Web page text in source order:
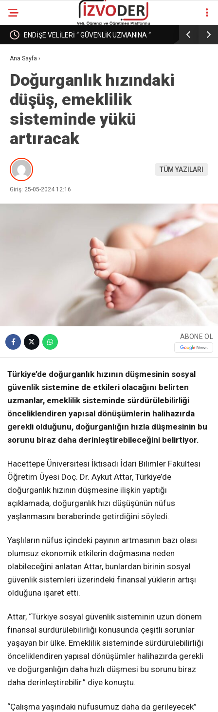
ENDİŞE VELİLERİ “ GÜVENLİK UZMANINA “
DÖNÜŞÜRKEN
EĞİTİM
Ana Sayfa ›
Doğurganlık hızındaki
düşüş, emeklilik
sisteminde yükü
artıracak
TÜM YAZILARI
Giriş: 25-05-2024 12:16
ABONE OL
Türkiye’de doğurganlık hızının düşmesinin sosyal
güvenlik sistemine de etkileri olacağını belirten
uzmanlar, emeklilik sisteminde sürdürülebilirliği
önceliklendiren yapısal dönüşümlerin halihazırda
gerekli olduğunu, doğurganlığın hızla düşmesinin bu
sorunu biraz daha derinleştirebileceğini belirtiyor.
Hacettepe Üniversitesi İktisadi İdari Bilimler Fakültesi
Öğretim Üyesi Doç. Dr. Aykut Attar, Türkiye’de
doğurganlık hızının düşmesine ilişkin yaptığı
açıklamada, doğurganlık hızı düşüşünün nüfus
yaşlanmasını beraberinde getirdiğini söyledi.
Yaşlıların nüfus içindeki payının artmasının bazı olası
olumsuz ekonomik etkilerin doğmasına neden
olabileceğini anlatan Attar, bunlardan birinin sosyal
güvenlik sistemleri üzerindeki finansal yüklerin artışı
olduğuna işaret etti.
Attar, “Türkiye sosyal güvenlik sisteminin uzun dönem
finansal sürdürülebilirliği konusunda çeşitli sorunlar
yaşayan bir ülke. Emeklilik sisteminde sürdürülebilirliği
önceliklendiren yapısal dönüşümler halihazırda gerekli
ve doğurganlığın daha hızlı düşmesi bu sorunu biraz
daha derinleştirebilir.” diye konuştu.
“Çalışma yaşındaki nüfusumuz daha da gerileyecek”